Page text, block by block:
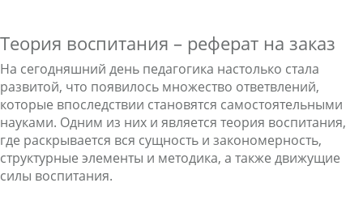
Теория воспитания – реферат на заказ
На сегодняшний день педагогика настолько стала
развитой, что появилось множество ответвлений,
которые впоследствии становятся самостоятельными
науками. Одним из них и является теория воспитания,
где раскрывается вся сущность и закономерность,
структурные элементы и методика, а также движущие
силы воспитания.